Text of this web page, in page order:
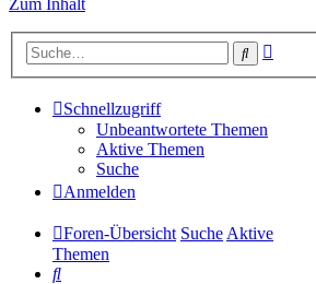
Suche
Schnellzugriff
Unbeantwortete Themen
Aktive Themen
Suche
Anmelden
Foren-Übersicht SucheAktive
Themen
Suche